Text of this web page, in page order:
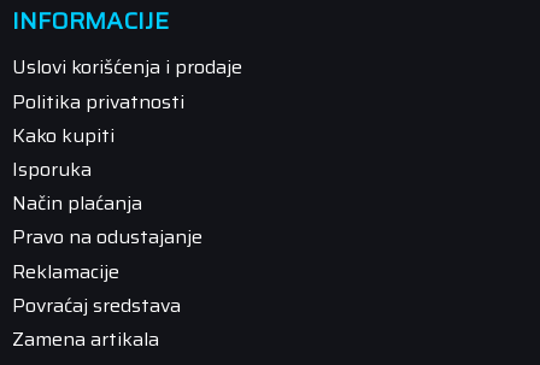
INFORMACIJE
Uslovi korišćenja i prodaje
Politika privatnosti
Kako kupiti
Isporuka
Način plaćanja
Pravo na odustajanje
Reklamacije
Povraćaj sredstava
Zamena artikala